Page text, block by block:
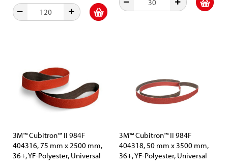
3M™ Cubitron™ II 984F
404316, 75 mm x 2500 mm,
36+, YF-Polyester, Universal
3M™ Cubitron™ II 984F
404318, 50 mm x 3500 mm,
36+, YF-Polyester, Universal